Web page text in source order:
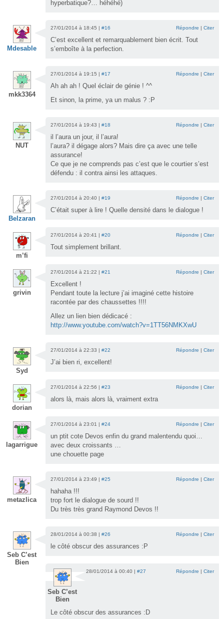
hyperbatique?… héhéhé)
Mdesable
27/01/2014 à 18:45 | #16 Répondre | Citer
C’est excellent et remarquablement bien écrit. Tout
s’emboîte à la perfection.
mkk3364
27/01/2014 à 19:15 | #17 Répondre | Citer
Ah ah ah ! Quel éclair de génie ! ^^
Et sinon, la prime, ya un malus ? :P
NUT
27/01/2014 à 19:43 | #18 Répondre | Citer
il l’aura un jour, il l’aura!
l’aura? il dégage alors? Mais dire ça avec une telle
assurance!
Ce que je ne comprends pas c’est que le courtier s’est
défendu : il contra ainsi les attaques.
Belzaran
27/01/2014 à 20:40 | #19 Répondre | Citer
C’était super à lire ! Quelle densité dans le dialogue !
m’fi
27/01/2014 à 20:41 | #20 Répondre | Citer
Tout simplement brillant.
grivin
27/01/2014 à 21:22 | #21 Répondre | Citer
Excellent !
Pendant toute la lecture j’ai imaginé cette histoire
racontée par des chaussettes !!!!
Allez un lien bien dédicacé :
http://www.youtube.com/watch?v=1TT56NMKXwU
Syd
27/01/2014 à 22:33 | #22 Répondre | Citer
J’ai bien ri, excellent!
dorian
27/01/2014 à 22:56 | #23 Répondre | Citer
alors là, mais alors là, vraiment extra
lagarrigue
27/01/2014 à 23:01 | #24 Répondre | Citer
un ptit cote Devos enfin du grand malentendu quoi…
avec deux croissants …
une chouette page
metazlica
27/01/2014 à 23:49 | #25 Répondre | Citer
hahaha !!!
trop fort le dialogue de sourd !!
Du très très grand Raymond Devos !!
Seb C’est
Bien
28/01/2014 à 00:38 | #26 Répondre | Citer
le côté obscur des assurances :P
Seb C’est
Bien
28/01/2014 à 00:40 | #27 Répondre | Citer
Le côté obscur des assurances :D